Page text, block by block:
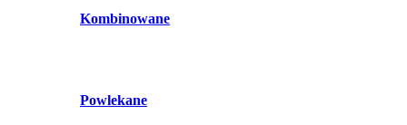
Kombinowane
Powlekane